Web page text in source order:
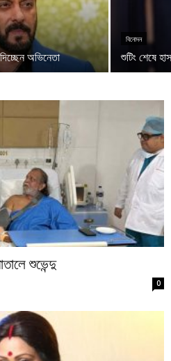
অভিনেতা
বিনোদন
শুটিং শেষে
শুভেন্দু
0